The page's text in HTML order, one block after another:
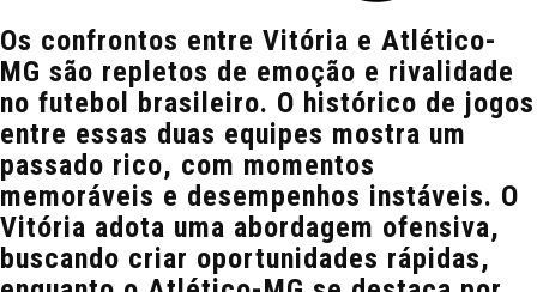
Os confrontos entre Vitória e Atlético-
MG são repletos de emoção e rivalidade
no futebol brasileiro. O histórico de jogos
entre essas duas equipes mostra um
passado rico, com momentos
memoráveis e desempenhos instáveis. O
Vitória adota uma abordagem ofensiva,
buscando criar oportunidades rápidas,